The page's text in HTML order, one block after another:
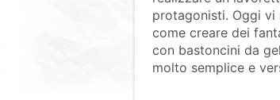
protagonisti. Oggi vi
come creare dei
con bastoncini da
molto semplice e